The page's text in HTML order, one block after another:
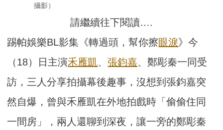
攝影）
請繼續往下閱讀….
踢帕娛樂BL影集《轉過頭，幫你擦眼淚》今
（18）日主演禾雁凱、張鈞嘉、鄭彫秦一同受
訪，三人分享拍攝幕後趣事，沒想到張鈞嘉突
然自爆，曾與禾雁凱在外地拍戲時「偷偷住同
一間房」，兩人還聊到深夜，讓一旁的鄭彫秦